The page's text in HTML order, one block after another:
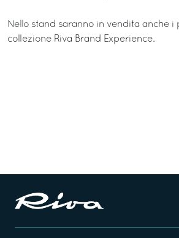
Nello stand saranno in vendita anche i
collezione Riva Brand Experience.